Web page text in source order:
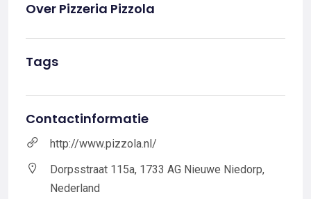
Over Pizzeria Pizzola
Tags
Contactinformatie
http://www.pizzola.nl/
Dorpsstraat 115a, 1733 AG Nieuwe Niedorp,
Nederland